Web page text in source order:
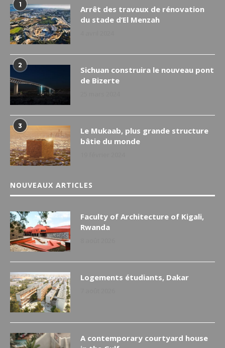
1
Arrêt des travaux de rénovation
du stade d’El Menzah
2
Sichuan construira le nouveau pont
de Bizerte
3
Le Mukaab, plus grande structure
bâtie du monde
NOUVEAUX ARTICLES
Faculty of Architecture of Kigali,
Rwanda
Logements étudiants, Dakar
A contemporary courtyard house